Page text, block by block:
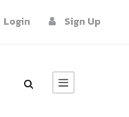
Login Sign Up